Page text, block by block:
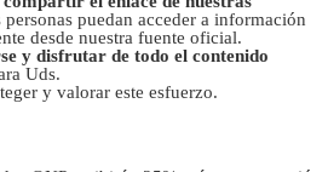
personas puedan acceder a información
desde nuestra fuente oficial.
y disfrutar de todo el contenido
Uds.
y valorar este esfuerzo.